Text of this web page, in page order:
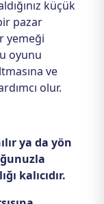
küçük
pazar
yemeği
oyunu
ve
olur.
ya da yön
kalıcıdır.